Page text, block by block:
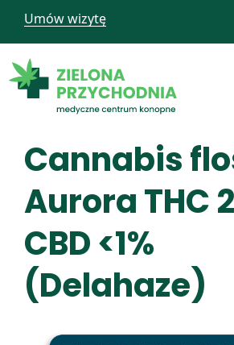
Umów wizytę
Cannabis
Aurora THC
CBD <1%
(Delahaze)